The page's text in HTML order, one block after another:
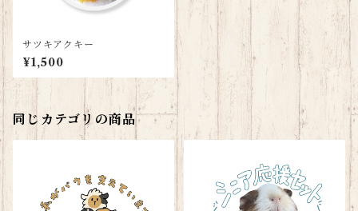
サツキアクキー
¥1,500
同じカテゴリの商品